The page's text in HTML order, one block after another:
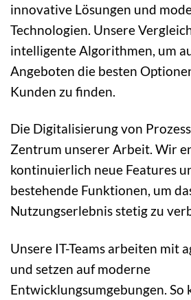
innovative Lösungen und
Technologien. Unsere
intelligente Algorithmen, um
Angeboten die besten
Kunden zu finden.
Die Digitalisierung von
Zentrum unserer Arbeit. Wir
kontinuierlich neue Features
bestehende Funktionen, um
Nutzungserlebnis stetig zu
Unsere IT-Teams arbeiten mit
und setzen auf moderne
Entwicklungsumgebungen. So